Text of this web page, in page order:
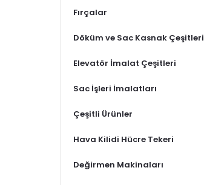
Fırçalar
Döküm ve Sac Kasnak Çeşitleri
Elevatör İmalat Çeşitleri
Sac İşleri İmalatları
Çeşitli Ürünler
Hava Kilidi Hücre Tekeri
Değirmen Makinaları